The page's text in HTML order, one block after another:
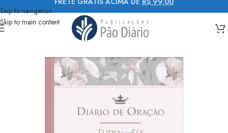
Skip to navigation
Skip to main content
Para mulheres Diário de Oração